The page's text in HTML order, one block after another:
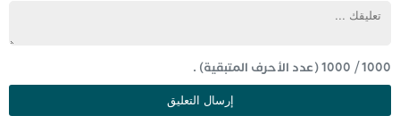
1000
/
1000(عدد الأحرف المتبقية) .